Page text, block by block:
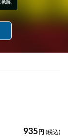
935 円 (税込)